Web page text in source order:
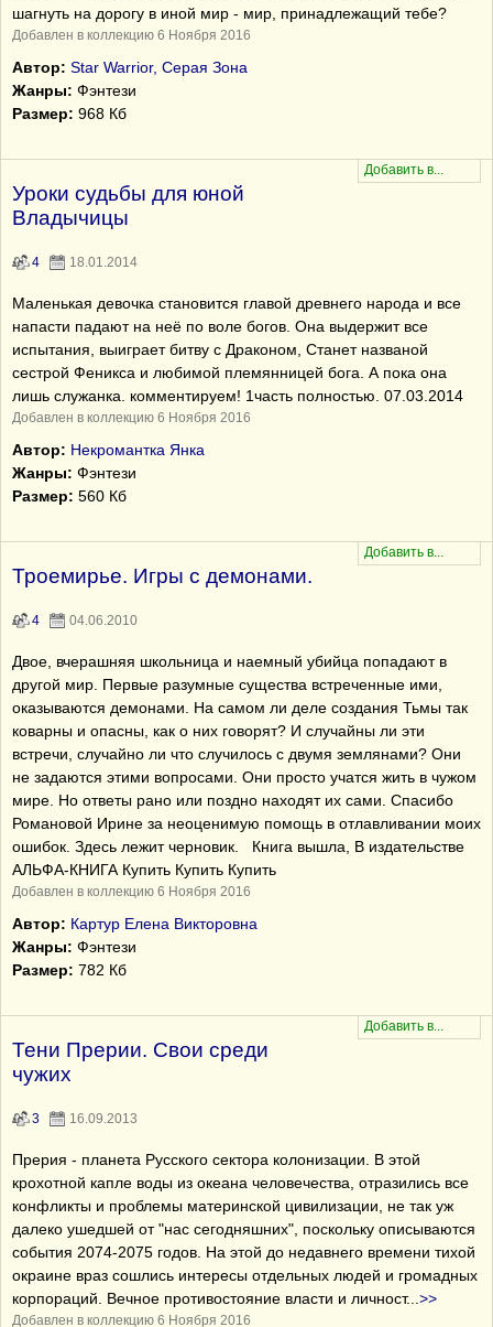
шагнуть на дорогу в иной мир - мир, принадлежащий тебе?
Добавлен в коллекцию 6 Ноября 2016
Автор: Star Warrior, Серая Зона
Жанры: Фэнтези
Размер: 968 Кб
Уроки судьбы для юной
Владычицы
4 18.01.2014
Маленькая девочка становится главой древнего народа и все
напасти падают на неё по воле богов. Она выдержит все
испытания, выиграет битву с Драконом, Станет названой
сестрой Феникса и любимой племянницей бога. А пока она
лишь служанка. комментируем! 1часть полностью. 07.03.2014
Добавлен в коллекцию 6 Ноября 2016
Автор: Некромантка Янка
Жанры: Фэнтези
Размер: 560 Кб
Троемирье. Игры с демонами.
4 04.06.2010
Двое, вчерашняя школьница и наемный убийца попадают в
другой мир. Первые разумные существа встреченные ими,
оказываются демонами. На самом ли деле создания Тьмы так
коварны и опасны, как о них говорят? И случайны ли эти
встречи, случайно ли что случилось с двумя землянами? Они
не задаются этими вопросами. Они просто учатся жить в чужом
мире. Но ответы рано или поздно находят их сами. Спаcибо
Романовой Ирине за неоценимую помощь в отлавливании моих
ошибок. Здесь лежит черновик. Книга вышла, В издательстве
АЛЬФА-КНИГА Купить Купить Купить
Добавлен в коллекцию 6 Ноября 2016
Автор: Картур Елена Викторовна
Жанры: Фэнтези
Размер: 782 Кб
Тени Прерии. Свои среди
чужих
3 16.09.2013
Прерия - планета Русского сектора колонизации. В этой
крохотной капле воды из океана человечества, отразились все
конфликты и проблемы материнской цивилизации, не так уж
далеко ушедшей от "нас сегодняшних", поскольку описываются
события 2074-2075 годов. На этой до недавнего времени тихой
окраине враз сошлись интересы отдельных людей и громадных
корпораций. Вечное противостояние власти и личност... >>
Добавлен в коллекцию 6 Ноября 2016